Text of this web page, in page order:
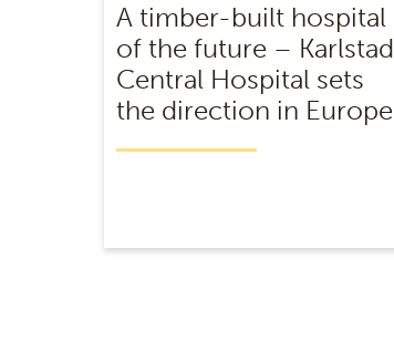
A timber-built hospital
of the future – Karlstad
Central Hospital sets
the direction in Europe